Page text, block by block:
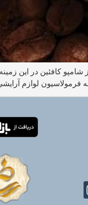
شامپو کافئین در اين
لوازم